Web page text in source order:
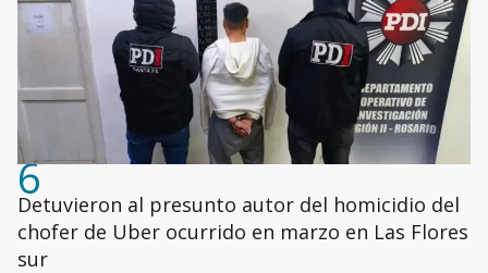
6
Detuvieron al presunto autor del homicidio del
chofer de Uber ocurrido en marzo en Las Flores
sur